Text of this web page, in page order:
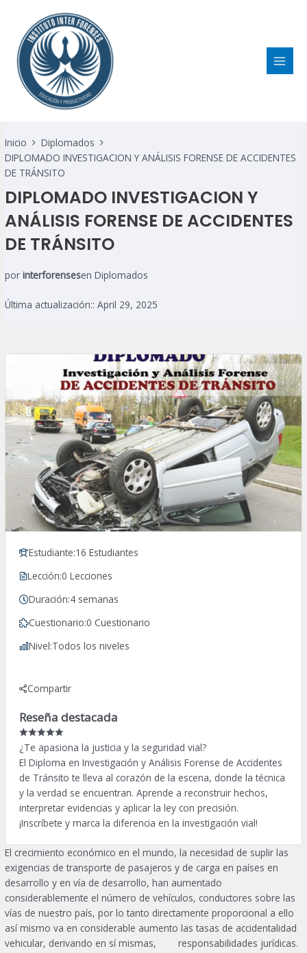
contenido
Inicio
Diplomados
DIPLOMADO INVESTIGACION Y ANÁLISIS FORENSE DE ACCIDENTES
DE TRÁNSITO
DIPLOMADO INVESTIGACION Y
ANÁLISIS FORENSE DE ACCIDENTES
DE TRÁNSITO
por interforensesen Diplomados
Última actualización:: April 29, 2025
El crecimiento económico en el mundo, la necesidad de suplir las
exigencias de transporte de pasajeros y de carga en países en
desarrollo y en vía de desarrollo, han aumentado
considerablemente el número de vehículos, conductores sobre las
vías de nuestro país, por lo tanto directamente proporcional a ello
así mismo va en considerable aumento las tasas de accidentalidad
vehicular, derivando en sí mismas, responsabilidades jurídicas.
Estudiante:16 Estudiantes
Lección:0 Lecciones
Duración:4 semanas
Cuestionario:0 Cuestionario
Nivel:Todos los niveles
Compartir
Reseña destacada
¿Te apasiona la justicia y la seguridad vial?
El Diploma en Investigación y Análisis Forense de Accidentes
de Tránsito te lleva al corazón de la escena, donde la técnica
y la verdad se encuentran. Aprende a reconstruir hechos,
interpretar evidencias y aplicar la ley con precisión.
¡Inscríbete y marca la diferencia en la investigación vial!